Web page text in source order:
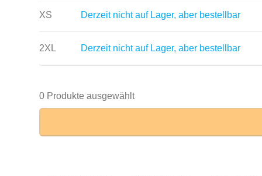
XS Derzeit nicht auf Lager, aber bestellbar
2XL Derzeit nicht auf Lager, aber bestellbar
0 Produkte ausgewählt